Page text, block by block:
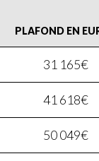
PLAFOND EN
31 165€
41 618€
50 049€